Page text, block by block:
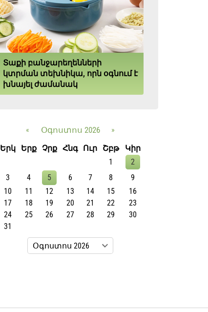
Տաքի բանջարեղենների
կտրման տեխնիկա, որն օգնում է
խնայել ժամանակ
« Օգոստոս 2026
»
Երկ
Երք Չրք Հնգ Ուր Շբթ
Կիր
1
2
3
4 5 6 7 8
9
10
11 12 13 14 15
16
17
18 19 20 21 22
23
24
25 26 27 28 29
30
31